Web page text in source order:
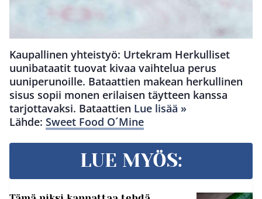
Kaupallinen yhteistyö: Urtekram Herkulliset
uunibataatit tuovat kivaa vaihtelua perus
uuniperunoille. Bataattien makean herkullinen
sisus sopii monen erilaisen täytteen kanssa
tarjottavaksi. Bataattien Lue lisää »
Lähde: Sweet Food O´Mine
LUE MYÖS: